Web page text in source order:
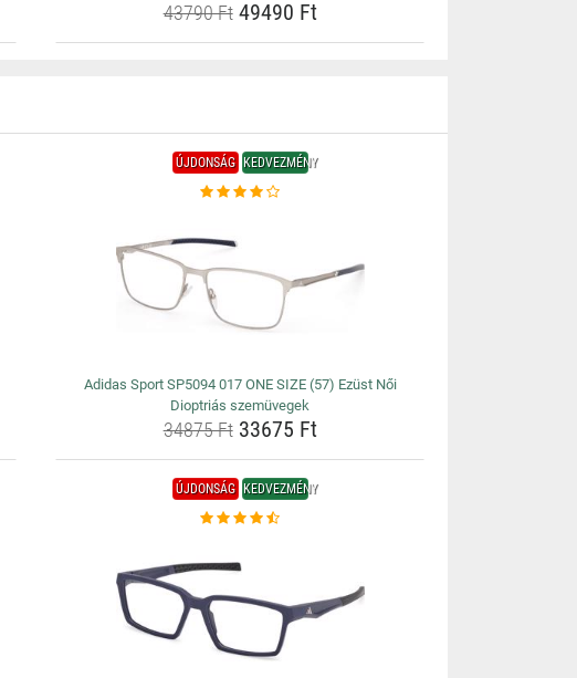
43790 Ft49490 Ft
ÚJDONSÁG KEDVEZMÉNY
Adidas Sport SP5094 017 ONE SIZE (57) Ezüst Női
Dioptriás szemüvegek
34875 Ft33675 Ft
ÚJDONSÁG KEDVEZMÉNY